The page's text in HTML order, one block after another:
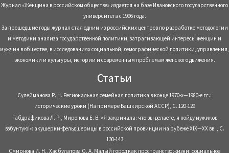
Журнал «Женщина в российском обществе» издается на базе Ивановского государственного
университета с 1996 года.
За прошедшие годы журнал стал одним из российских центров по разработке методологии
и методики анализа государственной политики, затрагивающей интересы женщин и
мужчин в обществе, в исследованиях социальной, демографической политики, управления,
экономики и культуры, истории и современным проблемам женского движения.
Статьи
Сулейманова Р. Н. Региональная семейная политика в конце 1970-х—1980-е гг.:
исторические уроки (На примере Башкирской АССР), С. 120-129
Габдрафикова Л. Р., Миронова Е. В. «Я закричала: что вы делаете, я пойду мужиков
взбунтую!»: акушерки-фельдшерицы в российской провинции на рубеже XIX—XX вв. , С.
130-143
Смирнова И. Н., Хасбулатова О. А. Малый город как пространство жизни: социальное